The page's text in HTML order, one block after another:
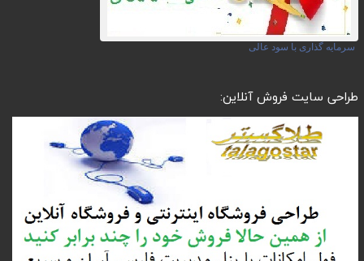
سرمایه گذاری با سود عالی
طراحی سایت فروش آنلاین: